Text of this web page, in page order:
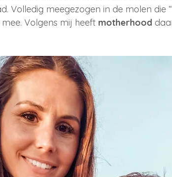
Volledig meegezogen in de molen die
Volgens mij heeft motherhood